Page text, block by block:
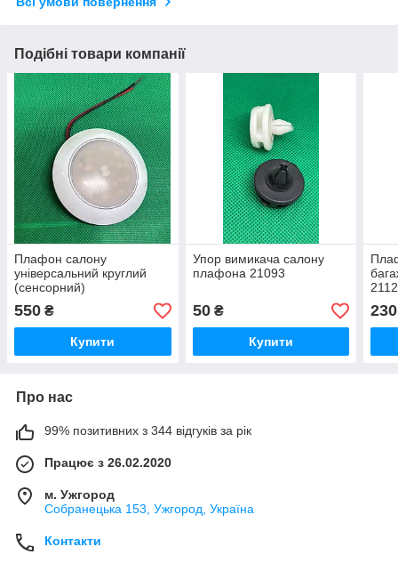
Подібні товари компанії
Плафон салону
універсальний круглий
(сенсорний)
550 ₴
Купити
Упор вимикача салону
плафона 21093
50₴
Купити
230
Про нас
99% позитивних з 344 відгуків за рік
Працює з 26.02.2020
м. Ужгород
Собранецька 153, Ужгород, Україна
Контакти